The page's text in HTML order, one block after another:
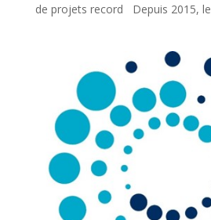
de projets record Depuis 2015,